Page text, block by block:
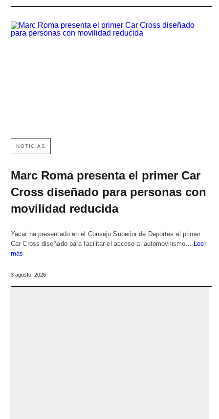
NOTICIAS
Marc Roma presenta el primer Car
Cross diseñado para personas con
movilidad reducida
Yacar ha presentado en el Consejo Superior de Deportes el primer
Car Cross diseñado para facilitar el acceso al automovilismo…
Leer
más
3 agosto, 2026